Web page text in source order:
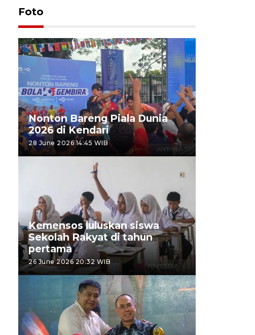
Foto
Nonton Bareng Piala Dunia
2026 di Kendari
28 June 2026 14:45 WIB
Kemensos luluskan siswa
Sekolah Rakyat di tahun
pertama
26 June 2026 20:32 WIB